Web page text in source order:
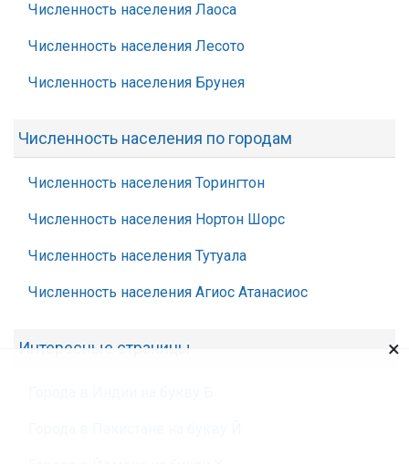
Численность населения Лаоса
Численность населения Лесото
Численность населения Брунея
Численность населения по городам
Численность населения Торингтон
Численность населения Нортон Шорс
Численность населения Тутуала
Численность населения Агиос Атанасиос
Интересные страницы ×